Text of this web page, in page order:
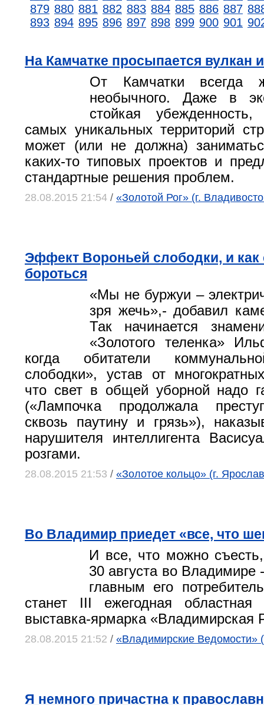
879 880 881 882 883 884 885 886 887
893 894 895 896 897 898 899 900 901
На Камчатке просыпается вулкан
От Камчатки всегда
необычного. Даже в
стойкая
самых уникальных территорий
может (или не должна)
каких-то типовых проектов и
стандартные решения проблем.
28.08.2015 21:54 / «Золотой Рог» (г.
Эффект Вороньей слободки, и как
бороться
«Мы не буржуи –
зря жечь»,- добавил
Так начинается
«Золотого теленка»
когда обитатели
слободки», устав от
что свет в общей уборной надо
(«Лампочка продолжала
сквозь паутину и грязь»),
нарушителя интеллигента
розгами.
28.08.2015 21:53 / «Золотое кольцо» (г.
Во Владимир приедет «все, что
И все, что можно
30 августа во Владимире
главным его
станет III ежегодная областная
выставка-ярмарка «Владимирская
28.08.2015 21:52 / «Владимирские Ведомости»
Я немного причастна к